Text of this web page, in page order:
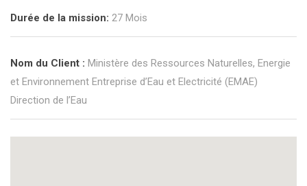
Durée de la mission: 27 Mois
Nom du Client : Ministère des Ressources Naturelles, Energie
et Environnement Entreprise d’Eau et Electricité (EMAE)
Direction de l’Eau